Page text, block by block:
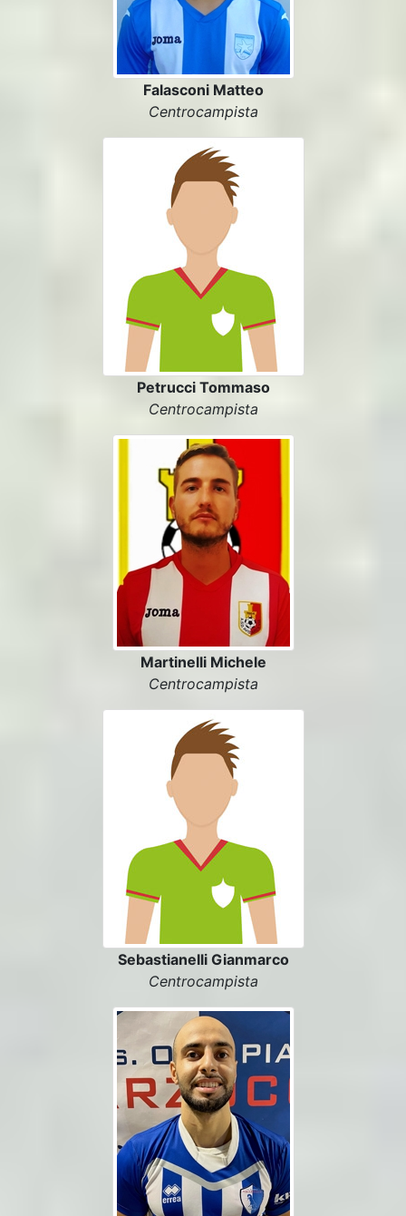
Falasconi Matteo
Centrocampista
Petrucci Tommaso
Centrocampista
Martinelli Michele
Centrocampista
Sebastianelli Gianmarco
Centrocampista